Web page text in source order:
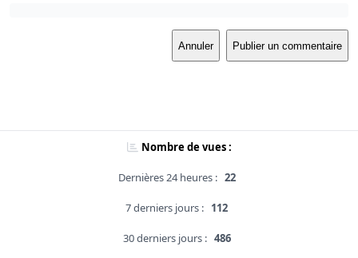
Annuler Publier un commentaire
Nombre de vues :
Dernières 24 heures : 22
7 derniers jours : 112
30 derniers jours : 486